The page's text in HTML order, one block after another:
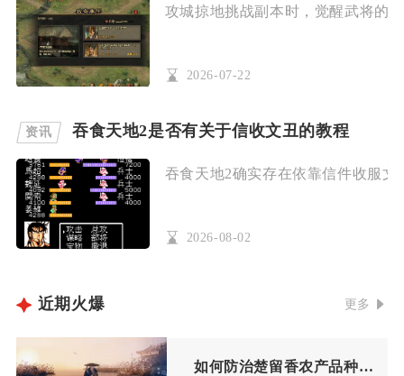
攻城掠地挑战副本时，觉醒武将的
2026-07-22
资讯 吞食天地2是否有关于信收文丑的教程
吞食天地2确实存在依靠信件收服
2026-08-02
近期火爆 更多
如何防治楚留香农产品种植养殖中的病虫害